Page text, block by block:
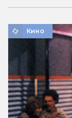
Кино